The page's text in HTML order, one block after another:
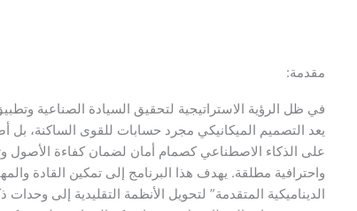
مقدمة:
في ظل الرؤية الاستراتيجية لتحقيق السيادة الصناعية
يعد التصميم الميكانيكي مجرد حسابات للقوى الساكنة، بل
على الذكاء الاصطناعي كصمام أمان لضمان كفاءة الأصول
واحترافية مطلقة. يهدف هذا البرنامج إلى تمكين القادة
الديناميكية المتقدمة” لتحويل الأنظمة التقليدية إلى وحدات